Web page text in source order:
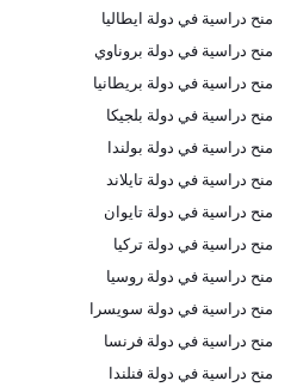
منح دراسية في دولة ايطاليا
منح دراسية في دولة بروناوي
منح دراسية في دولة بريطانيا
منح دراسية في دولة بلجيكا
منح دراسية في دولة بولندا
منح دراسية في دولة تايلاند
منح دراسية في دولة تايوان
منح دراسية في دولة تركيا
منح دراسية في دولة روسيا
منح دراسية في دولة سويسرا
منح دراسية في دولة فرنسا
منح دراسية في دولة فنلندا